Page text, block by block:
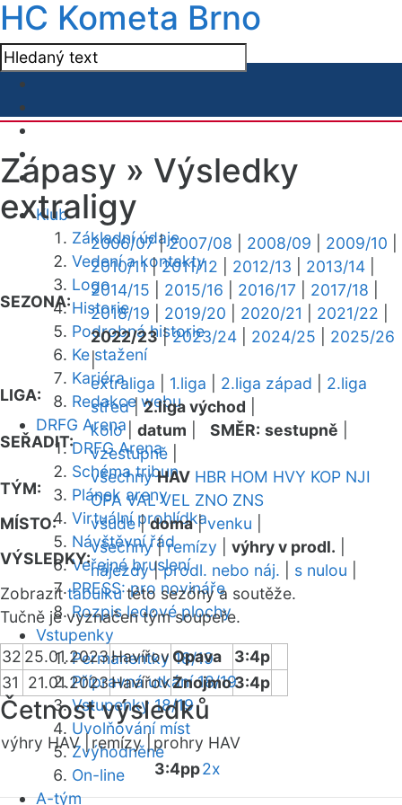
HC Kometa Brno
Klub
Základní údaje
Vedení a kontakty
Logo
Historie
Podrobná historie
Ke stažení
Kariéra
Redakce webu
DRFG Arena
DRFG Arena
Schéma tribun
Plánek areny
Virtuální prohlídka
Návštěvní řád
Veřejné bruslení
PRESS: pro novináře
Rozpis ledové plochy
Vstupenky
Permanentky 18/19
Přípravná utkání 18/19
Vstupenky 18/19
Uvolňování míst
Zvýhodněné
On-line
A-tým
Zápasy » Výsledky
extraligy
SEZONA:
2006/07|2007/08 2008/09 2009/10
2010/11|2011/12 2012/13 2013/14
2014/15
2015/16 2016/17 2017/18
2018/19
2019/20 2020/21 2021/22
2022/23|2023/24 2024/25
2025/26
|
LIGA:
extraliga 1.liga 2.liga západ
2.liga
střed|2.liga východ
SEŘADIT:
kolo| datum SMĚR: sestupně
vzestupně
TÝM:
všechny HAV HBR HOM HVY KOP NJI
OPA VAL VEL ZNO ZNS
MÍSTO:
všude|doma|venku
VÝSLEDKY:
všechny|remízy výhry v prodl.
nájezdy|prodl. nebo náj. s nulou
Zobrazittabulkutéto sezóny a soutěže.
Tučně je vyznačen tým soupeře.
32 25.01.2023Havířov Opava
3:4p
31
21.01.2023HavířovZnojmo3:4p
Četnost výsledků
výhry HAV | remízy | prohry HAV
3:4pp2x